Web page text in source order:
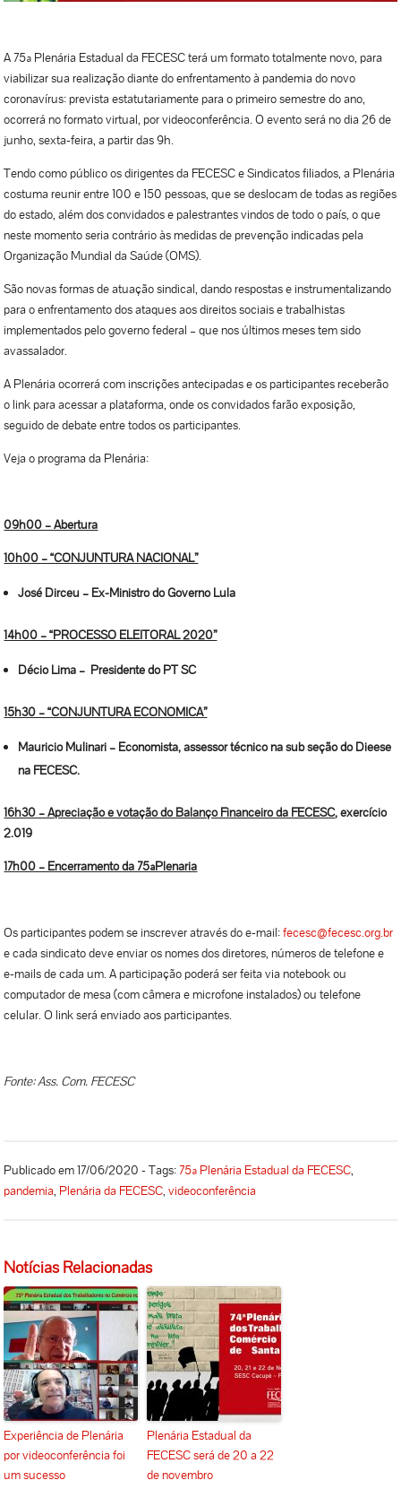
A 75ª Plenária Estadual da FECESC terá um formato totalmente novo, para
viabilizar sua realização diante do enfrentamento à pandemia do novo
coronavírus: prevista estatutariamente para o primeiro semestre do ano,
ocorrerá no formato virtual, por videoconferência. O evento será no dia 26 de
junho, sexta-feira, a partir das 9h.
Tendo como público os dirigentes da FECESC e Sindicatos filiados, a Plenária
costuma reunir entre 100 e 150 pessoas, que se deslocam de todas as regiões
do estado, além dos convidados e palestrantes vindos de todo o país, o que
neste momento seria contrário às medidas de prevenção indicadas pela
Organização Mundial da Saúde (OMS).
São novas formas de atuação sindical, dando respostas e instrumentalizando
para o enfrentamento dos ataques aos direitos sociais e trabalhistas
implementados pelo governo federal – que nos últimos meses tem sido
avassalador.
A Plenária ocorrerá com inscrições antecipadas e os participantes receberão
o link para acessar a plataforma, onde os convidados farão exposição,
seguido de debate entre todos os participantes.
Veja o programa da Plenária:
09h00 – Abertura
10h00 – “CONJUNTURA NACIONAL”
José Dirceu – Ex-Ministro do Governo Lula
14h00 – “PROCESSO ELEITORAL 2020”
Décio Lima – Presidente do PT SC
15h30 – “CONJUNTURA ECONOMICA”
Mauricio Mulinari – Economista, assessor técnico na sub seção do Dieese
na FECESC.
16h30 – Apreciação e votação do Balanço Financeiro da FECESC, exercício
2.019
17h00 – Encerramento da 75ªPlenária
Os participantes podem se inscrever através do e-mail:fecesc@fecesc.org.br
e cada sindicato deve enviar os nomes dos diretores, números de telefone e
e-mails de cada um. A participação poderá ser feita via notebook ou
computador de mesa (com câmera e microfone instalados) ou telefone
celular. O link será enviado aos participantes.
Fonte: Ass. Com. FECESC
Publicado em 17/06/2020 - Tags: 75ª Plenária Estadual da FECESC,
pandemia, Plenária da FECESC,videoconferência
Notícias Relacionadas
Experiência de Plenária
por videoconferência foi
um sucesso
Plenária Estadual da
FECESC será de 20 a 22
de novembro